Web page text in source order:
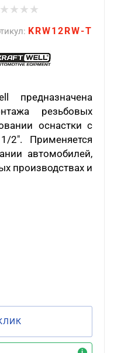
KRW12RW-T
предназначена
резьбовых
оснастки с
2". Применяется
автомобилей,
производствах и